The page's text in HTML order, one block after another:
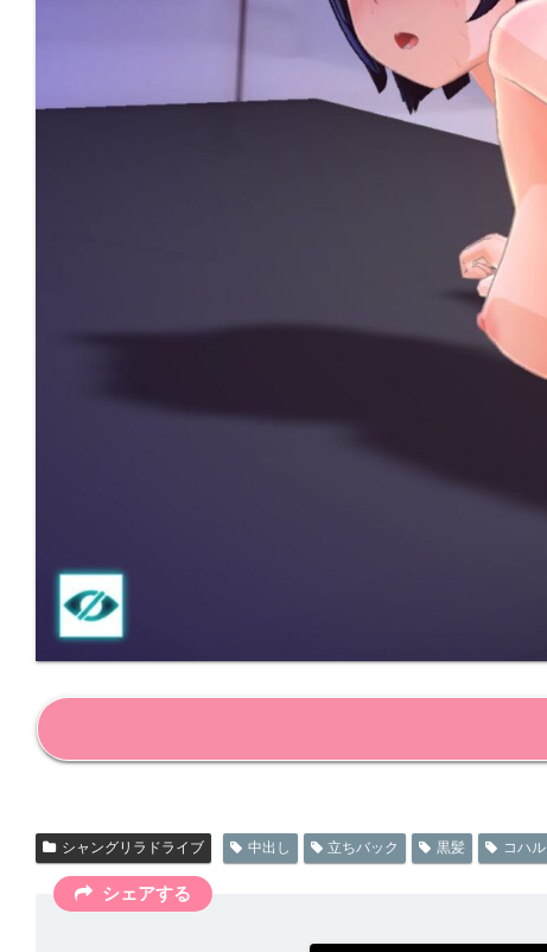
シャングリラドライブ 中出し 立ちバック 黒髪 コハル
シェアする